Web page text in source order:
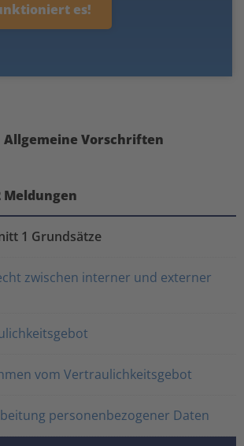
es!
Allgemeine Vorschriften
1 Grundsätze
zwischen interner und externer
vom Vertraulichkeitsgebot
personenbezogener Daten